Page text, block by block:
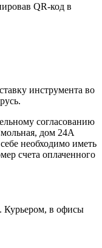
QR-код в
инструмента во
согласованию
дом 24А
необходимо иметь
счета оплаченного
Курьером, в офисы